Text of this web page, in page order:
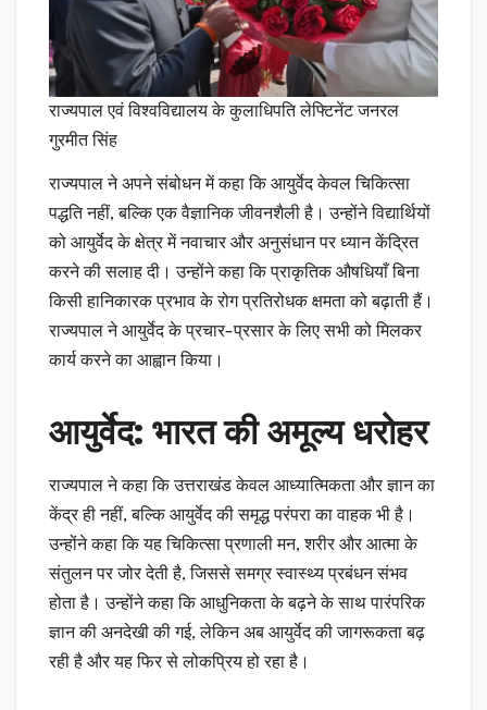
राज्यपाल एवं विश्वविद्यालय के कुलाधिपति लेफ्टिनेंट जनरल
गुरमीत सिंह
राज्यपाल ने अपने संबोधन में कहा कि आयुर्वेद केवल चिकित्सा
पद्धति नहीं, बल्कि एक वैज्ञानिक जीवनशैली है। उन्होंने विद्यार्थियों
को आयुर्वेद के क्षेत्र में नवाचार और अनुसंधान पर ध्यान केंद्रित
करने की सलाह दी। उन्होंने कहा कि प्राकृतिक औषधियाँ बिना
किसी हानिकारक प्रभाव के रोग प्रतिरोधक क्षमता को बढ़ाती हैं।
राज्यपाल ने आयुर्वेद के प्रचार-प्रसार के लिए सभी को मिलकर
कार्य करने का आह्वान किया।
आयुर्वेद: भारत की अमूल्य धरोहर
राज्यपाल ने कहा कि उत्तराखंड केवल आध्यात्मिकता और ज्ञान का
केंद्र ही नहीं, बल्कि आयुर्वेद की समृद्ध परंपरा का वाहक भी है।
उन्होंने कहा कि यह चिकित्सा प्रणाली मन, शरीर और आत्मा के
संतुलन पर जोर देती है, जिससे समग्र स्वास्थ्य प्रबंधन संभव
होता है। उन्होंने कहा कि आधुनिकता के बढ़ने के साथ पारंपरिक
ज्ञान की अनदेखी की गई, लेकिन अब आयुर्वेद की जागरूकता बढ़
रही है और यह फिर से लोकप्रिय हो रहा है।